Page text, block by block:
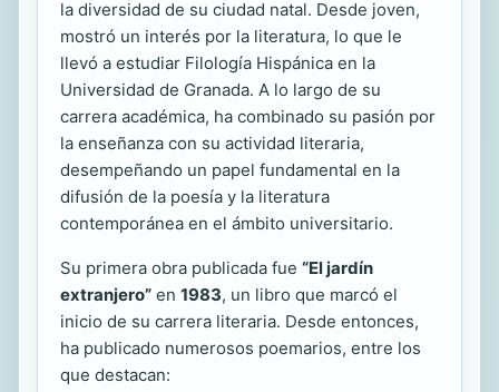
la diversidad de su ciudad natal. Desde joven,
mostró un interés por la literatura, lo que le
llevó a estudiar Filología Hispánica en la
Universidad de Granada. A lo largo de su
carrera académica, ha combinado su pasión por
la enseñanza con su actividad literaria,
desempeñando un papel fundamental en la
difusión de la poesía y la literatura
contemporánea en el ámbito universitario.
Su primera obra publicada fue “El jardín
extranjero” en 1983, un libro que marcó el
inicio de su carrera literaria. Desde entonces,
ha publicado numerosos poemarios, entre los
que destacan: